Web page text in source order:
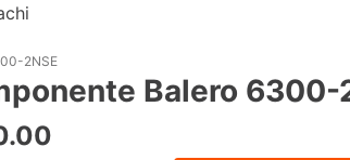
2NSE
Balero 6300-
.00